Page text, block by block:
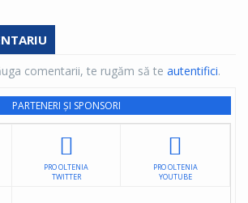
comentarii, te rugăm să te autentifici.
PARTENERI ȘI SPONSORI
PRO OLTENIA
TWITTER
PRO OLTENIA
YOUTUBE